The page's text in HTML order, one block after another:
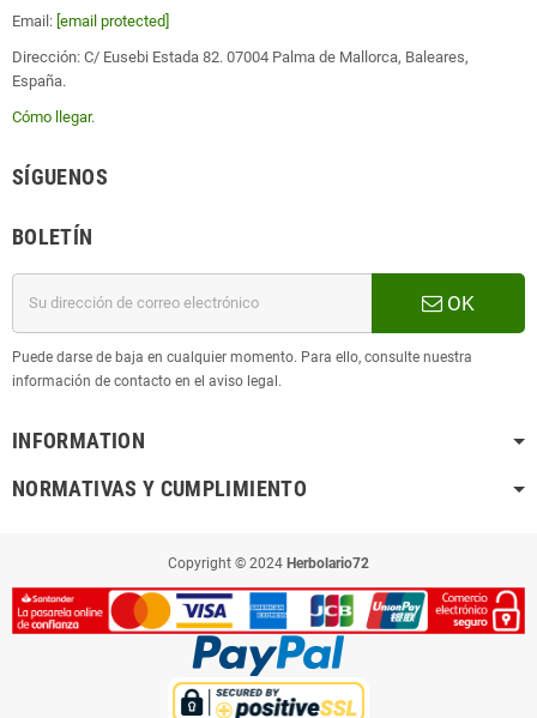
Email: [email protected]
Dirección: C/ Eusebi Estada 82. 07004 Palma de Mallorca, Baleares,
España.
Cómo llegar.
SÍGUENOS
BOLETÍN
OK
Puede darse de baja en cualquier momento. Para ello, consulte nuestra
información de contacto en el aviso legal.
INFORMATION
NORMATIVAS Y CUMPLIMIENTO
Copyright © 2024 Herbolario72